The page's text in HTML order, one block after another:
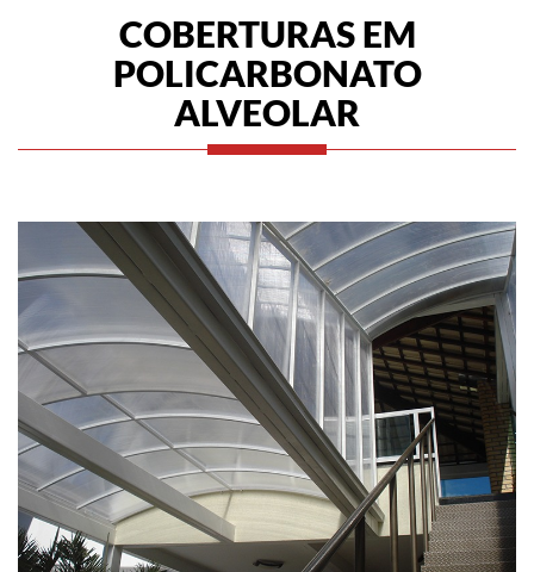
COBERTURAS EM
POLICARBONATO
ALVEOLAR